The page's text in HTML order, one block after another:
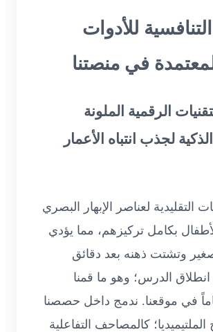
التنافسية للأدوات
في منصتنا
الرقمية الملونة
لجذب انتباه الأعمار
التقليدية لعناصر الإبهار البصري
بكامل تركيزهم، مما يؤدي
وتشتت ذهنه بعد دقائق
الدرس؛ وهو ما قمنا
في موقعنا. ندمج داخل حصصنا
كالمصاحف التفاعلية